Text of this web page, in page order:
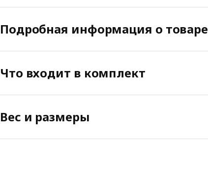
Подробная информация о товаре
Что входит в комплект
Вес и размеры